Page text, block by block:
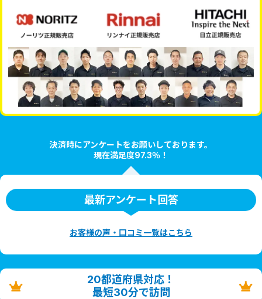
決済時にアンケートをお願いしております。
現在満足度97.3％！
最新アンケート回答
お客様の声・口コミ一覧はこちら
20都道府県対応！
最短30分で訪問